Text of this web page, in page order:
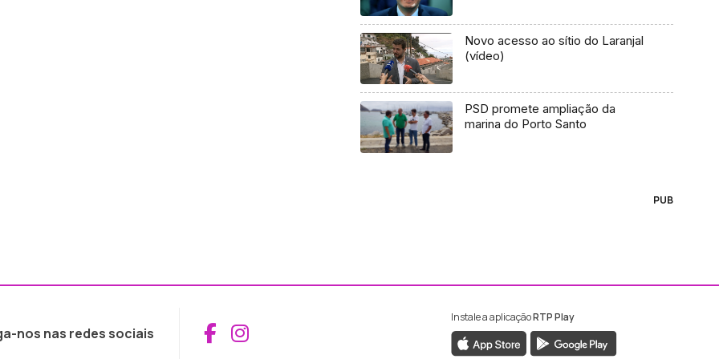
Novo acesso ao sítio do Laranjal
(vídeo)
PSD promete ampliação da
marina do Porto Santo
PUB
nos nas redes sociais Aceder ao Facebook da RTP Madeira
Aceder ao Instagram da RTP Madeira
Instale a aplicaçãoRTP Play